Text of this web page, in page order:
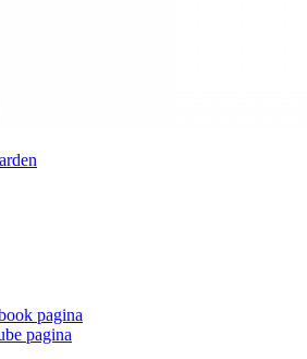
pagina
pagina